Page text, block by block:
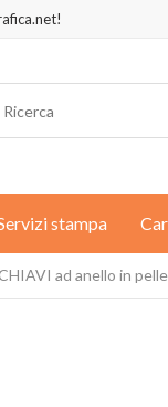
stampa
ad anello in